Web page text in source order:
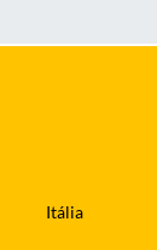
Itália